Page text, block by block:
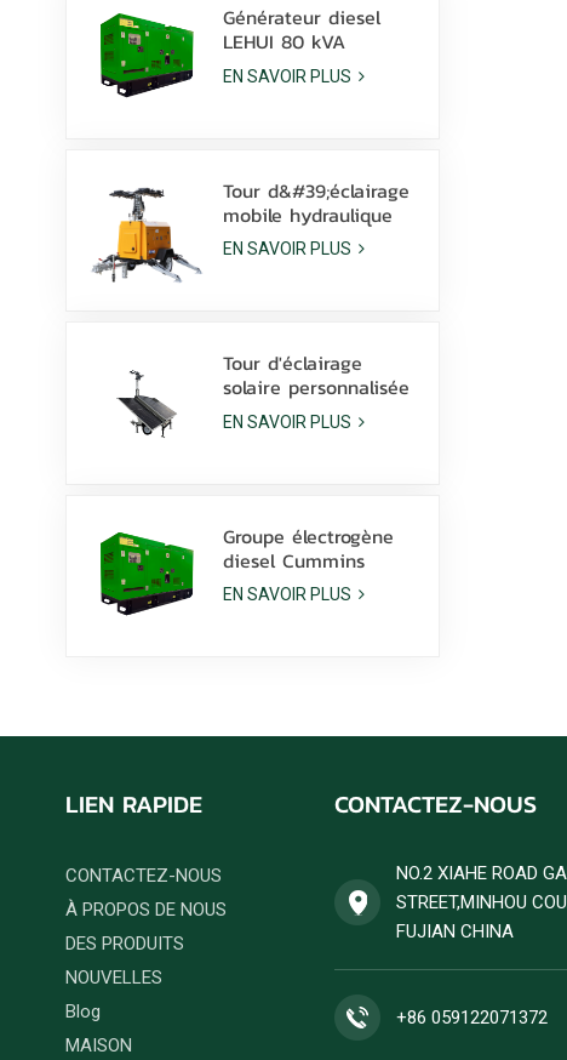
Générateur diesel
LEHUI 80 kVA
silencieux, alimenté
par un moteur
EN SAVOIR PLUS
Tour d&#39;éclairage
mobile hydraulique
diesel de 9 m avec
lampes LED de 350 W
W
EN SAVOIR PLUS
Tour d'éclairage
solaire personnalisée
avec batterie au
Lithium, lampes LED
EN SAVOIR PLUS
Groupe électrogène
diesel Cummins
6ZTAA13-G2 de 425
kVA pour applications
EN SAVOIR PLUS
LIEN RAPIDE
CONTACTEZ-NOUS
À PROPOS DE NOUS
DES PRODUITS
NOUVELLES
Blog
MAISON
CONTACTEZ-NOUS
NO.2 XIAHE ROAD
STREET,MINHOU
FUJIAN CHINA
+86 059122071372